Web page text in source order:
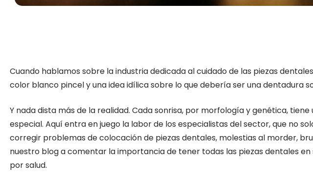
Cuando hablamos sobre la industria dedicada al cuidado de las piezas
color blanco pincel y una idea idílica sobre lo que debería ser una dentadura
Y nada dista más de la realidad. Cada sonrisa, por morfología y genética,
especial. Aquí entra en juego la labor de los especialistas del sector, que no
corregir problemas de colocación de piezas dentales, molestias al morder,
nuestro blog a comentar la importancia de tener todas las piezas dentales
por salud.